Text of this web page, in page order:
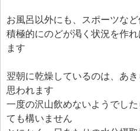
お風呂以外にも、スポーツな
積極的にのどが渇く状況を作
ます
翌朝に乾燥しているのは、あ
思われます
一度の沢山飲めないようでし
ても構いません